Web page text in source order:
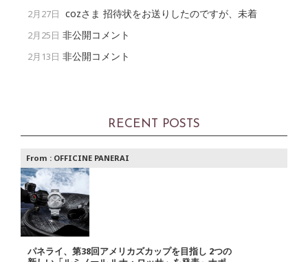
2月27日 cozさま 招待状をお送りしたのですが、未着
2月25日 非公開コメント
2月13日 非公開コメント
RECENT POSTS
From : OFFICINE PANERAI
パネライ、第38回アメリカズカップを目指し 2つの